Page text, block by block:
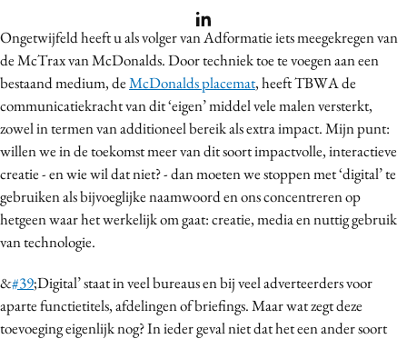
Carriere
Contentmarketing
Craft
Customer Experience
Data & Insights
Digital transformation
Diversiteit
Effectiviteit
Gedragsverandering
Influencer marketing
Interne communicatie
Ongetwijfeld heeft u als volger van Adformatie iets meegekregen van
de McTrax van McDonalds. Door techniek toe te voegen aan een
bestaand medium, deMcDonalds placemat, heeft TBWA de
communicatiekracht van dit ‘eigen’ middel vele malen versterkt,
zowel in termen van additioneel bereik als extra impact. Mijn punt:
willen we in de toekomst meer van dit soort impactvolle, interactieve
creatie - en wie wil dat niet? - dan moeten we stoppen met ‘digital’ te
gebruiken als bijvoeglijke naamwoord en ons concentreren op
hetgeen waar het werkelijk om gaat: creatie, media en nuttig gebruik
van technologie.
&#39;Digital’ staat in veel bureaus en bij veel adverteerders voor
aparte functietitels, afdelingen of briefings. Maar wat zegt deze
toevoeging eigenlijk nog? In ieder geval niet dat het een ander soort